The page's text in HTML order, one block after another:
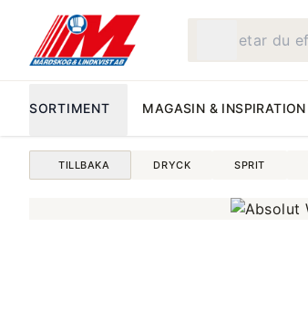
SORTIMENT MAGASIN & INSPIRATION
TILLBAKA DRYCK SPRIT